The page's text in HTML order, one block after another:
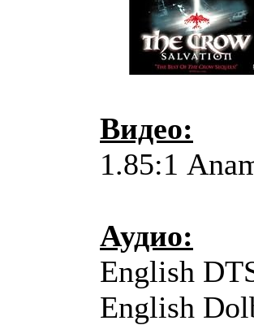
Видео:
1.85:1
Аудио:
English
English